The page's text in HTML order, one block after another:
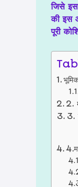
जिसे
की इस
पूरी
2.
3.